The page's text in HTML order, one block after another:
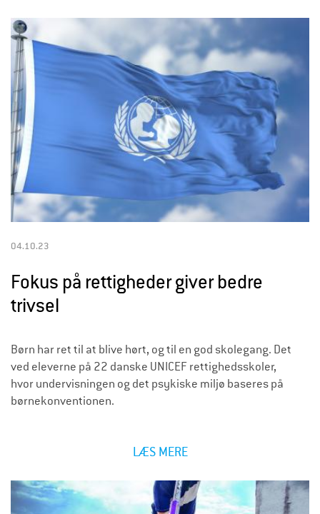
04.10.23
Fokus på rettigheder giver bedre
trivsel
Børn har ret til at blive hørt, og til en god skolegang. Det
ved eleverne på 22 danske UNICEF rettighedsskoler,
hvor undervisningen og det psykiske miljø baseres på
børnekonventionen.
LÆS MERE